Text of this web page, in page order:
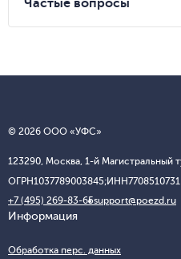
Частые вопросы
© 2026 ООО «УФС»
123290, Москва, 1-й Магистральный
ОГРН1037789003845;ИНН7708510731
+7 (495) 269-83-65support@poezd.ru
Информация
Обработка перс. данных